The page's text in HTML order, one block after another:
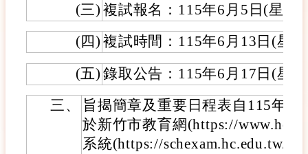
(三) 複試報名：115年6月5日(星期
(四) 複試時間：115年6月13日(星
(五) 錄取公告：115年6月17日(星
三、
旨揭簡章及重要日程表自115年4
於新竹市教育網(https://
系統(https://schexam.hc.edu.tw/)